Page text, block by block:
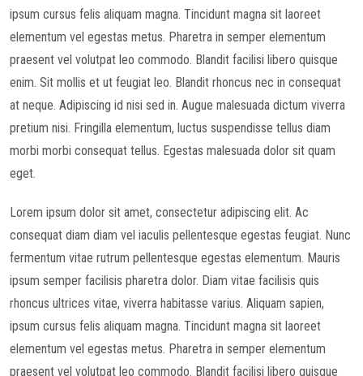
ipsum cursus felis aliquam magna. Tincidunt magna sit laoreet
elementum vel egestas metus. Pharetra in semper elementum
praesent vel volutpat leo commodo. Blandit facilisi libero quisque
enim. Sit mollis et ut feugiat leo. Blandit rhoncus nec in consequat
at neque. Adipiscing id nisi sed in. Augue malesuada dictum viverra
pretium nisi. Fringilla elementum, luctus suspendisse tellus diam
morbi morbi consequat tellus. Egestas malesuada dolor sit quam
eget.
Lorem ipsum dolor sit amet, consectetur adipiscing elit. Ac
consequat diam diam vel iaculis pellentesque egestas feugiat. Nunc
fermentum vitae rutrum pellentesque egestas elementum. Mauris
ipsum semper facilisis pharetra dolor. Diam vitae facilisis quis
rhoncus ultrices vitae, viverra habitasse varius. Aliquam sapien,
ipsum cursus felis aliquam magna. Tincidunt magna sit laoreet
elementum vel egestas metus. Pharetra in semper elementum
praesent vel volutpat leo commodo. Blandit facilisi libero quisque